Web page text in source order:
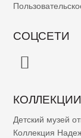
СОЦСЕТИ
КОЛЛЕКЦИИ
Детский музей
Коллекция